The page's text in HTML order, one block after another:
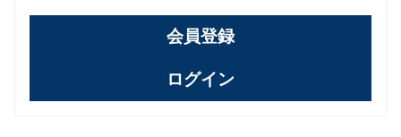
会員登録
ログイン